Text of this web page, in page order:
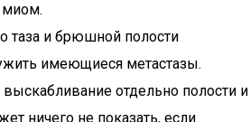
миом.
таза и брюшной полости
имеющиеся метастазы.
отдельно полости и
ничего не показать, если